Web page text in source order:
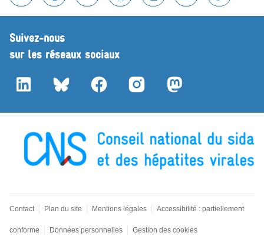
Suivez-nous
sur les réseaux sociaux
LinkedIn Bluesky FacebookInstagram
Contact Plan du site Mentions légales Accessibilité : partiellement
conforme Données personnelles Gestion des cookies